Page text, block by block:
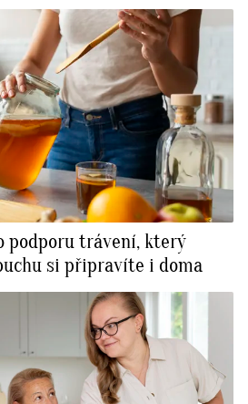
podporu trávení, který
si připravíte i doma